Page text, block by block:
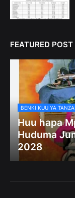
FEATURED POST
BENKI KUU YA
Huu hapa
Huduma
2028